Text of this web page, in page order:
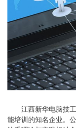
江西新华电脑技
能培训的知名企业。